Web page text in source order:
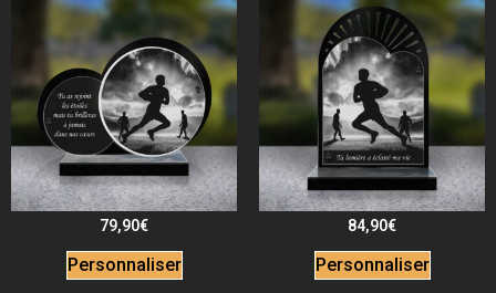
79,90€
Personnaliser
84,90€
Personnaliser